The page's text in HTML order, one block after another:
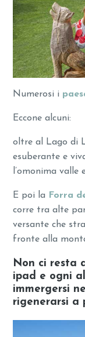
Numerosi i
Eccone alcuni:
oltre al Lago di
esuberante e
l’omonima valle
E poi la Forra
corre tra alte
versante che
fronte alla
Non ci resta
ipad e ogni
immergersi
rigenerarsi a